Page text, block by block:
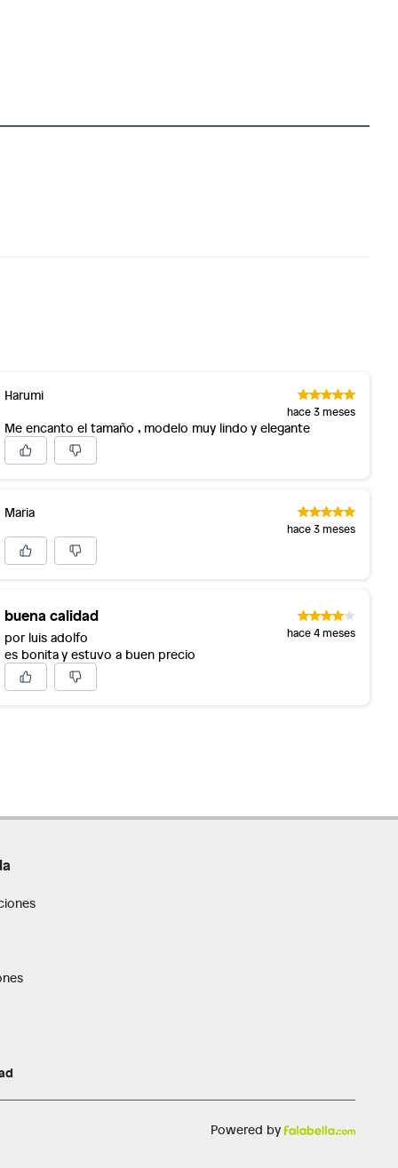
Harumi
hace 3 meses
Me encanto el tamaño , modelo muy lindo y elegante
Maria
hace 3 meses
buena calidad
por luis adolfo hace 4 meses
es bonita y estuvo a buen precio
Powered by